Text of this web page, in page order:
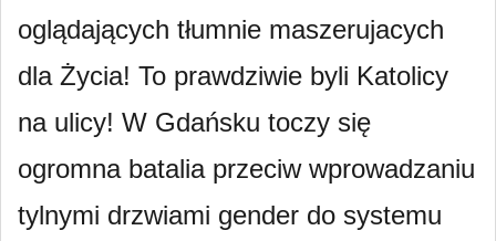
oglądających tłumnie maszerujacych
dla Życia! To prawdziwie byli Katolicy
na ulicy! W Gdańsku toczy się
ogromna batalia przeciw wprowadzaniu
tylnymi drzwiami gender do systemu